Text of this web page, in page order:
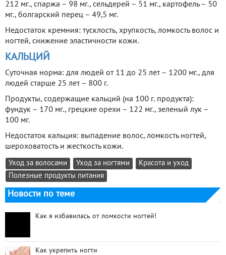
212 мг., спаржа – 98 мг., сельдерей – 51 мг., картофель – 50
мг., болгарский перец – 49,5 мг.
Недостаток кремния: тусклость, хрупкость, ломкость волос и
ногтей, снижение эластичности кожи.
КАЛЬЦИЙ
Суточная норма: для людей от 11 до 25 лет – 1200 мг., для
людей старше 25 лет – 800 г.
Продукты, содержащие кальций (на 100 г. продукта):
фундук – 170 мг., грецкие орехи – 122 мг., зеленый лук –
100 мг.
Недостаток кальция: выпадение волос, ломкость ногтей,
шероховатость и жесткость кожи.
Уход за волосами Уход за ногтями
Красота и уход
Полезные продукты питания
Новости по теме
Как я избавилась от ломкости ногтей!
Как укрепить ногти